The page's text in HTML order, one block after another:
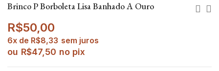
Brinco P Borboleta Lisa Banhado A Ouro
R$50,00
6x de R$8,33 sem juros
ou R$47,50 no pix